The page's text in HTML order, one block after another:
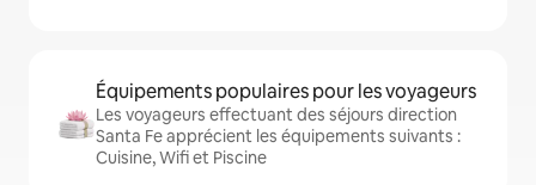
Équipements populaires pour les voyageurs
Les voyageurs effectuant des séjours direction
Santa Fe apprécient les équipements suivants :
Cuisine, Wifi et Piscine